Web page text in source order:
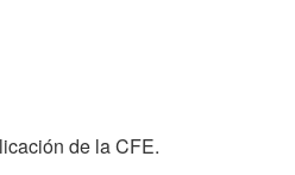
de la CFE.